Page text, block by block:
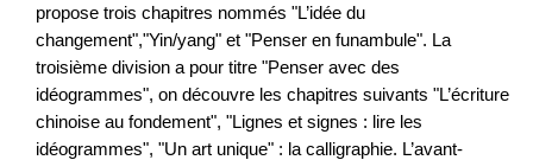
propose trois chapitres nommés "L’idée du
changement","Yin/yang" et "Penser en funambule". La
troisième division a pour titre "Penser avec des
idéogrammes", on découvre les chapitres suivants "L’écriture
chinoise au fondement", "Lignes et signes : lire les
idéogrammes", "Un art unique" : la calligraphie. L’avant-